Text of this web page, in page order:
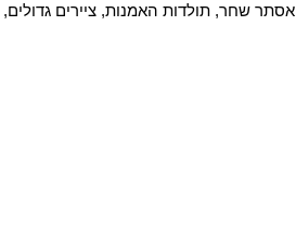
אסתר שחר, תולדות האמנות, ציירים גדולים,